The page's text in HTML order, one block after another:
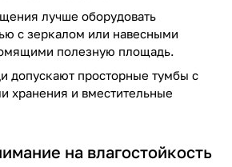
лучше оборудовать
с зеркалом или навесными
полезную площадь.
допускают просторные тумбы с
хранения и вместительные
на влагостойкость